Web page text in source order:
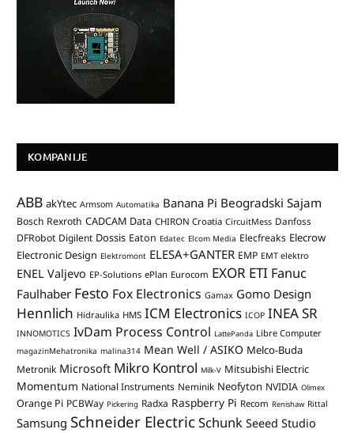
KOMPANIJE
ABB akYtec Armsom Automatika Banana Pi Beogradski Sajam
Bosch Rexroth CADCAM Data CHIRON Croatia CircuitMess Danfoss
DFRobot Digilent Dossis Eaton Edatec Elcom Media Elecfreaks Elecrow
Electronic Design Elektromont ELESA+GANTER EMP EMT elektro
ENEL Valjevo EP-Solutions ePlan Eurocom EXOR ETI Fanuc
Faulhaber Festo Fox Electronics Gamax Gomo Design
Hennlich Hidraulika HMS ICM Electronics ICOP INEA SR
INNOMOTICS IvDam Process Control LattePanda Libre Computer
magazinMehatronika malina314 Mean Well / ASIKO Melco-Buda
Metronik Microsoft Mikro Kontrol Milk-V Mitsubishi Electric
Momentum National Instruments Neminik Neofyton NVIDIA Olimex
Orange Pi PCBWay Pickering Radxa Raspberry Pi Recom Renishaw Rittal
Samsung Schneider ElectricSchunk Seeed Studio